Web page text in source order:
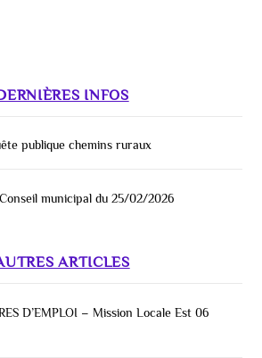
INFOS
publique chemins ruraux
municipal du 25/02/2026
ARTICLES
D’EMPLOI – Mission Locale Est 06